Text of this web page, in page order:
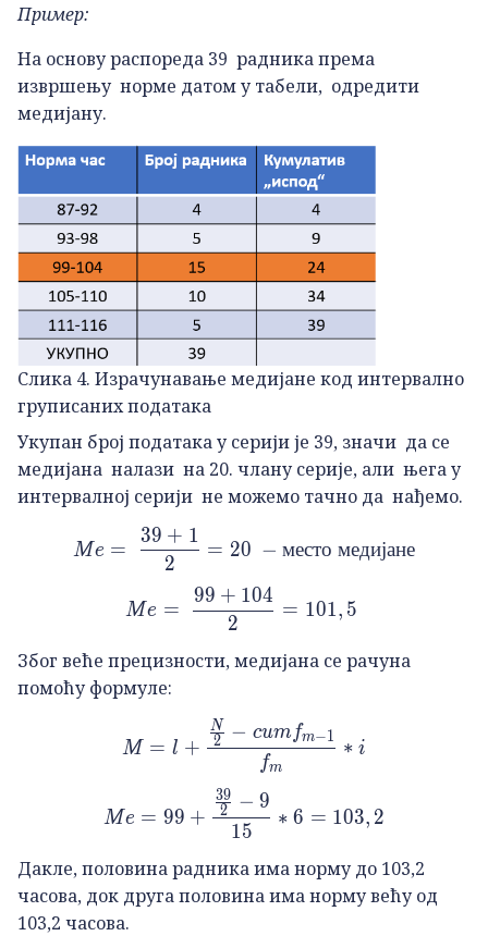
Пример:
На основу распореда 39 радника према
извршењу норме датом у табели, одредити
медијану.
Слика 4. Израчунавање медијане код интервално
груписаних података
Укупан број података у серији је 39, значи да се
медијана налази на 20. члану серије, али њега у
интервалној серији не можемо тачно да нађемо.
Me=\ \frac{39+1}{2}=20\
Me =
2
39 + 1
= 20 − место медијане
Me=\
Me =
2
99 + 104
= 101, 5
Због веће прецизности, медијана се рачуна
помоћу формуле:
M=l+\frac{\frac{N}{2}-
M = l +
fm
2
N − cum fm−1 ∗ i
Me = 99 +
15
2
39 − 9
∗ 6 = 103, 2
Дакле, половина радника има норму до 103,2
часова, док друга половина има норму већу од
103,2 часова.